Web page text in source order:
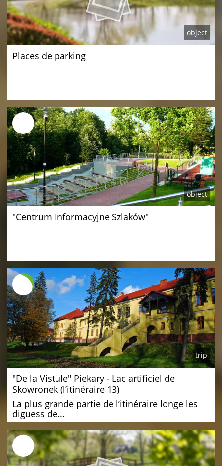
object
Places de parking
object
"Centrum Informacyjne Szlaków"
trip
"De la Vistule" Piekary - Lac artificiel de
Skowronek (l’itinéraire 13)
La plus grande partie de l’itinéraire longe les
diguess de...